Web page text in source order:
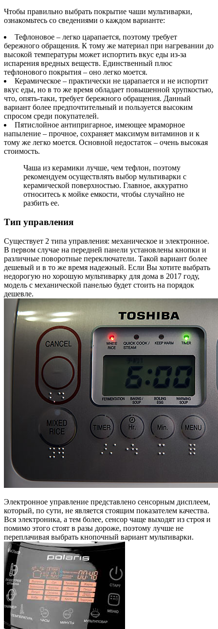
Чтобы правильно выбрать покрытие чаши мультиварки,
ознакомьтесь со сведениями о каждом варианте:
Тефлоновое – легко царапается, поэтому требует
бережного обращения. К тому же материал при нагревании до
высокой температуры может испортить вкус еды из-за
испарения вредных веществ. Единственный плюс
тефлонового покрытия – оно легко моется.
Керамическое – практически не царапается и не испортит
вкус еды, но в то же время обладает повышенной хрупкостью,
что, опять-таки, требует бережного обращения. Данный
вариант более предпочтительный и пользуется высоким
спросом среди покупателей.
Пятислойное антипригарное, имеющее мраморное
напыление – прочное, сохраняет максимум витаминов и к
тому же легко моется. Основной недостаток – очень высокая
стоимость.
Чаша из керамики лучше, чем тефлон, поэтому
рекомендуем осуществлять выбор мультиварки с
керамической поверхностью. Главное, аккуратно
относитесь к мойке емкости, чтобы случайно не
разбить ее.
Тип управления
Существует 2 типа управления: механическое и электронное.
В первом случае на передней панели установлены кнопки и
различные поворотные переключатели. Такой вариант более
дешевый и в то же время надежный. Если Вы хотите выбрать
недорогую но хорошую мультиварку для дома в 2017 году,
модель с механической панелью будет стоить на порядок
дешевле.
Электронное управление представлено сенсорным дисплеем,
который, по сути, не является стоящим показателем качества.
Вся электроника, а тем более, сенсор чаще выходят из строя и
помимо этого стоят в разы дороже, поэтому лучше не
переплачивая выбрать кнопочный вариант мультиварки.